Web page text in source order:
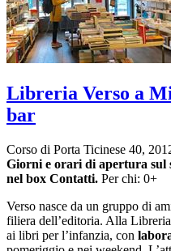
Libreria Verso a
bar
Corso di Porta Ticinese 40,
Giorni e orari di apertura
nel box Contatti. Per chi: 0+
Verso nasce da un gruppo di
filiera dell’editoria. Alla
ai libri per l’infanzia, con